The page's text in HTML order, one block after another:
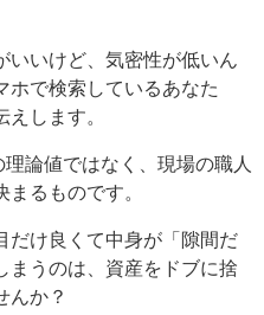
いいけど、気密性が低いん
で検索しているあなた
します。
論値ではなく、現場の職人
るものです。
だけ良くて中身が「隙間だ
まうのは、資産をドブに捨
んか？